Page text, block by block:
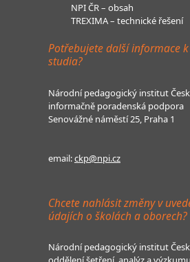
NPI ČR – obsah
TREXIMA – technické řešení
Potřebujete další informace
studia?
Národní pedagogický institut
informačně poradenská podpora
Senovážné náměstí 25, Praha 1
email:ckp@npi.cz
Chcete nahlásit změny v
údajích o školách a oborech?
Národní pedagogický institut